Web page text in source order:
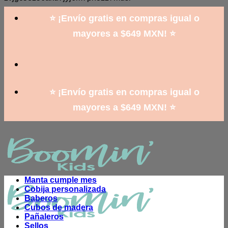
to
content
⭐ ¡Envío gratis en compras igual o
mayores a $649 MXN! ⭐
⭐ ¡Envío gratis en compras igual o
mayores a $649 MXN! ⭐
Manta cumple mes
Cobija personalizada
Baberos
Cubos de madera
Pañaleros
Sellos